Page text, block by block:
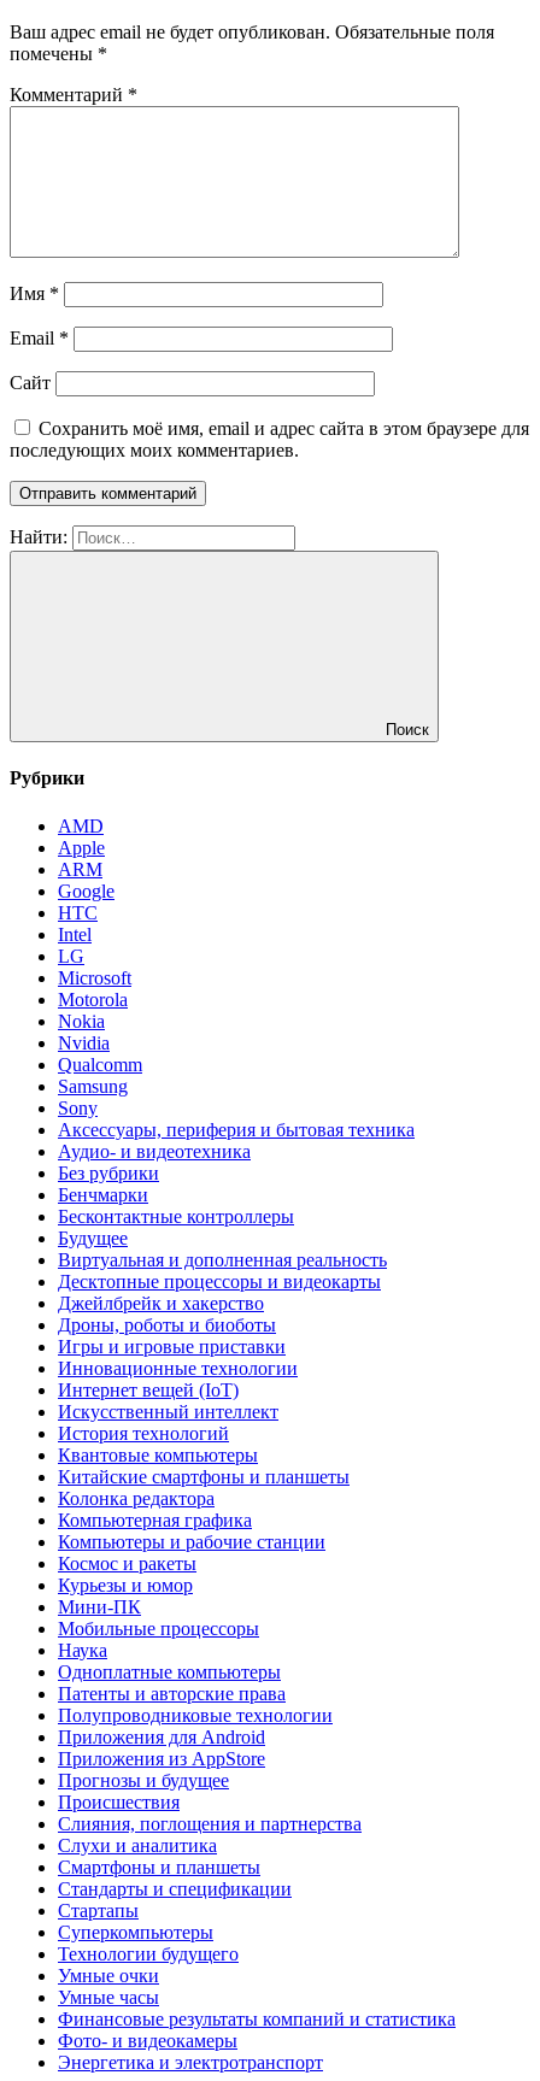
Ваш адрес email не будет опубликован. Обязательные поля
помечены *
Комментарий *
Имя *
Email *
Сайт
Сохранить моё имя, email и адрес сайта в этом браузере для
последующих моих комментариев.
Найти:
Поиск
Рубрики
AMD
Apple
ARM
Google
HTC
Intel
LG
Microsoft
Motorola
Nokia
Nvidia
Qualcomm
Samsung
Sony
Аксессуары, периферия и бытовая техника
Аудио- и видеотехника
Без рубрики
Бенчмарки
Бесконтактные контроллеры
Будущее
Виртуальная и дополненная реальность
Десктопные процессоры и видеокарты
Джейлбрейк и хакерство
Дроны, роботы и биоботы
Игры и игровые приставки
Инновационные технологии
Интернет вещей (IoT)
Искусственный интеллект
История технологий
Квантовые компьютеры
Китайские смартфоны и планшеты
Колонка редактора
Компьютерная графика
Компьютеры и рабочие станции
Космос и ракеты
Курьезы и юмор
Мини-ПК
Мобильные процессоры
Наука
Одноплатные компьютеры
Патенты и авторские права
Полупроводниковые технологии
Приложения для Android
Приложения из AppStore
Прогнозы и будущее
Происшествия
Слияния, поглощения и партнерства
Слухи и аналитика
Смартфоны и планшеты
Стандарты и спецификации
Стартапы
Суперкомпьютеры
Технологии будущего
Умные очки
Умные часы
Финансовые результаты компаний и статистика
Фото- и видеокамеры
Энергетика и электротранспорт